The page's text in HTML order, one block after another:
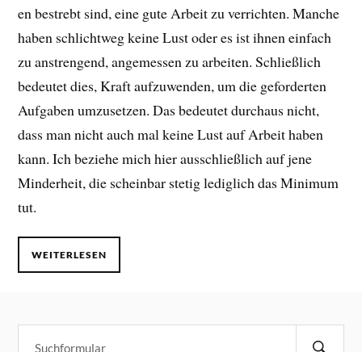
en bestrebt sind, eine gute Arbeit zu verrichten. Manche
haben schlichtweg keine Lust oder es ist ihnen einfach
zu anstrengend, angemessen zu arbeiten. Schließlich
bedeutet dies, Kraft aufzuwenden, um die geforderten
Aufgaben umzusetzen. Das bedeutet durchaus nicht,
dass man nicht auch mal keine Lust auf Arbeit haben
kann. Ich beziehe mich hier ausschließlich auf jene
Minderheit, die scheinbar stetig lediglich das Minimum
tut.
WEITERLESEN